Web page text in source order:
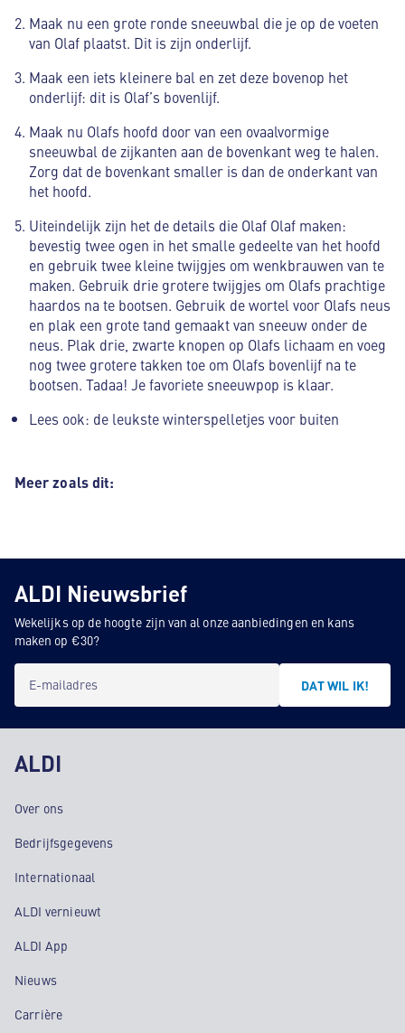
Maak nu een grote ronde sneeuwbal die je op de voeten
van Olaf plaatst. Dit is zijn onderlijf.
Maak een iets kleinere bal en zet deze bovenop het
onderlijf: dit is Olaf’s bovenlijf.
Maak nu Olafs hoofd door van een ovaalvormige
sneeuwbal de zijkanten aan de bovenkant weg te halen.
Zorg dat de bovenkant smaller is dan de onderkant van
het hoofd.
Uiteindelijk zijn het de details die Olaf Olaf maken:
bevestig twee ogen in het smalle gedeelte van het hoofd
en gebruik twee kleine twijgjes om wenkbrauwen van te
maken. Gebruik drie grotere twijgjes om Olafs prachtige
haardos na te bootsen. Gebruik de wortel voor Olafs neus
en plak een grote tand gemaakt van sneeuw onder de
neus. Plak drie, zwarte knopen op Olafs lichaam en voeg
nog twee grotere takken toe om Olafs bovenlijf na te
bootsen. Tadaa! Je favoriete sneeuwpop is klaar.
Lees ook: de leukste winterspelletjes voor buiten
Meer zoals dit:
ALDI Nieuwsbrief
Wekelijks op de hoogte zijn van al onze aanbiedingen en kans
maken op €30?
E-mailadres DAT WIL IK!
ALDI
Over ons
Bedrijfsgegevens
Internationaal
ALDI vernieuwt
ALDI App
Nieuws
Carrière